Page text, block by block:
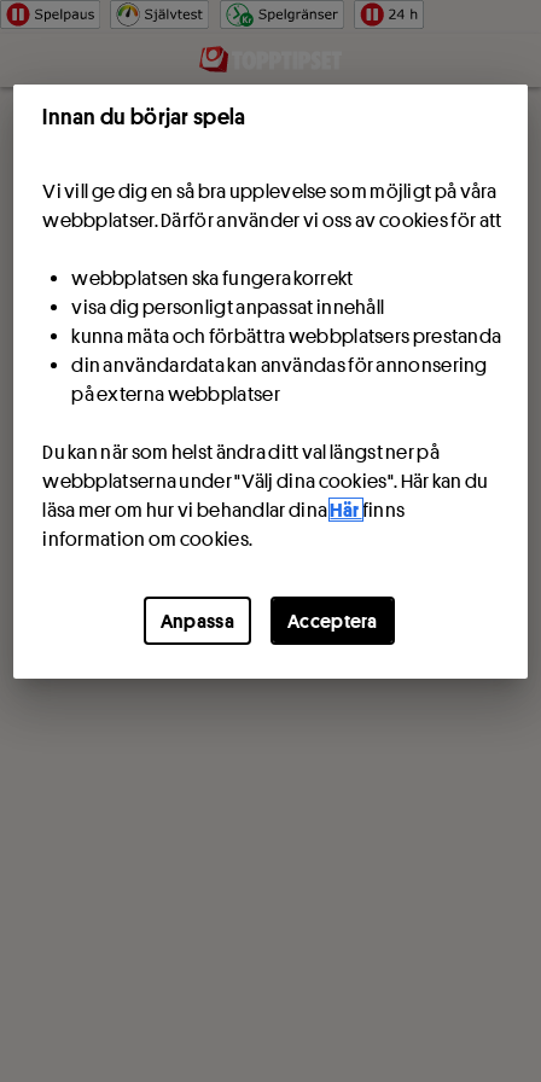
Hoppa till innehåll
Innan du börjar spela
Vi vill ge dig en så bra upplevelse som möjligt på våra
webbplatser. Därför använder vi oss av cookies för att
webbplatsen ska fungera korrekt
visa dig personligt anpassat innehåll
kunna mäta och förbättra webbplatsers prestanda
din användardata kan användas för annonsering
på externa webbplatser
Du kan när som helst ändra ditt val längst ner på
webbplatserna under "Välj dina cookies". Här kan du
läsa mer om hur vi behandlar dinaHär finns
information om cookies.
Anpassa Acceptera